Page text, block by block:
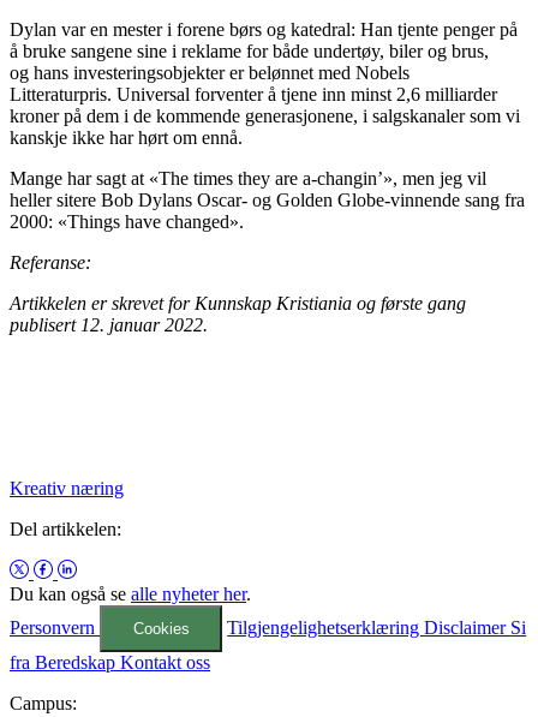
Dylan var en mester i forene børs og katedral: Han tjente penger på
å bruke sangene sine i reklame for både undertøy, biler og brus,
og hans investeringsobjekter er belønnet med Nobels
Litteraturpris. Universal forventer å tjene inn minst 2,6 milliarder
kroner på dem i de kommende generasjonene, i salgskanaler som vi
kanskje ikke har hørt om ennå.
Mange har sagt at «The times they are a-changin’», men jeg vil
heller sitere Bob Dylans Oscar- og Golden Globe-vinnende sang fra
2000: «Things have changed».
Referanse:
Artikkelen er skrevet for Kunnskap Kristiania og første gang
publisert 12. januar 2022.
Kreativ næring
Del artikkelen:
Du kan også se alle nyheter her.
Personvern
Cookies TilgjengelighetserklæringDisclaimer Si
fra Beredskap Kontakt oss
Campus: